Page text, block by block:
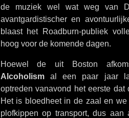
de muziek wel wat weg van
avantgardistischer en
blaast het Roadburn-publiek
hoog voor de komende dagen.
Hoewel de uit Boston
Alcoholismal een paar jaar
optreden vanavond het eerste
Het is bloedheet in de zaal en
plofkippen op transport, dus aan